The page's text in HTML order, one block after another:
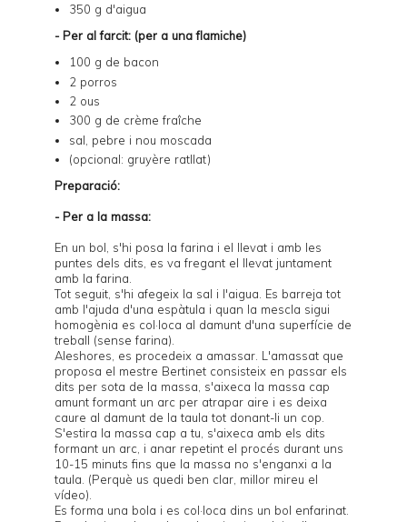
350 g d'aigua
- Per al farcit: (per a una flamiche)
100 g de bacon
2 porros
2 ous
300 g de crème fraîche
sal, pebre i nou moscada
(opcional: gruyère ratllat)
Preparació:
- Per a la massa:
En un bol, s'hi posa la farina i el llevat i amb les
puntes dels dits, es va fregant el llevat juntament
amb la farina.
Tot seguit, s'hi afegeix la sal i l'aigua. Es barreja tot
amb l'ajuda d'una espàtula i quan la mescla sigui
homogènia es col·loca al damunt d'una superfície de
treball (sense farina).
Aleshores, es procedeix a amassar. L'amassat que
proposa el mestre Bertinet consisteix en passar els
dits per sota de la massa, s'aixeca la massa cap
amunt formant un arc per atrapar aire i es deixa
caure al damunt de la taula tot donant-li un cop.
S'estira la massa cap a tu, s'aixeca amb els dits
formant un arc, i anar repetint el procés durant uns
10-15 minuts fins que la massa no s'enganxi a la
taula. (Perquè us quedi ben clar, millor mireu el
vídeo).
Es forma una bola i es col·loca dins un bol enfarinat.